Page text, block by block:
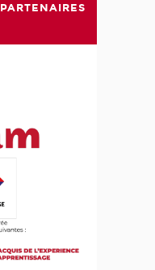
PARTENAIRES